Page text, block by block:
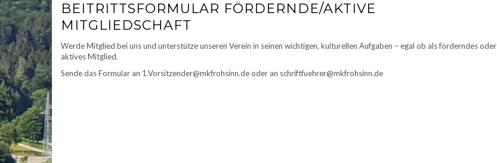
BEITRITTSFORMULAR FÖRDERNDE/AKTIVE
MITGLIEDSCHAFT
Werde Mitglied bei uns und unterstütze unseren Verein in seinen wichtigen, kulturellen Aufgaben – egal ob als förderndes oder
aktives Mitglied.
Sende das Formular an 1.Vorsitzender@mkfrohsinn.de oder an schriftfuehrer@mkfrohsinn.de